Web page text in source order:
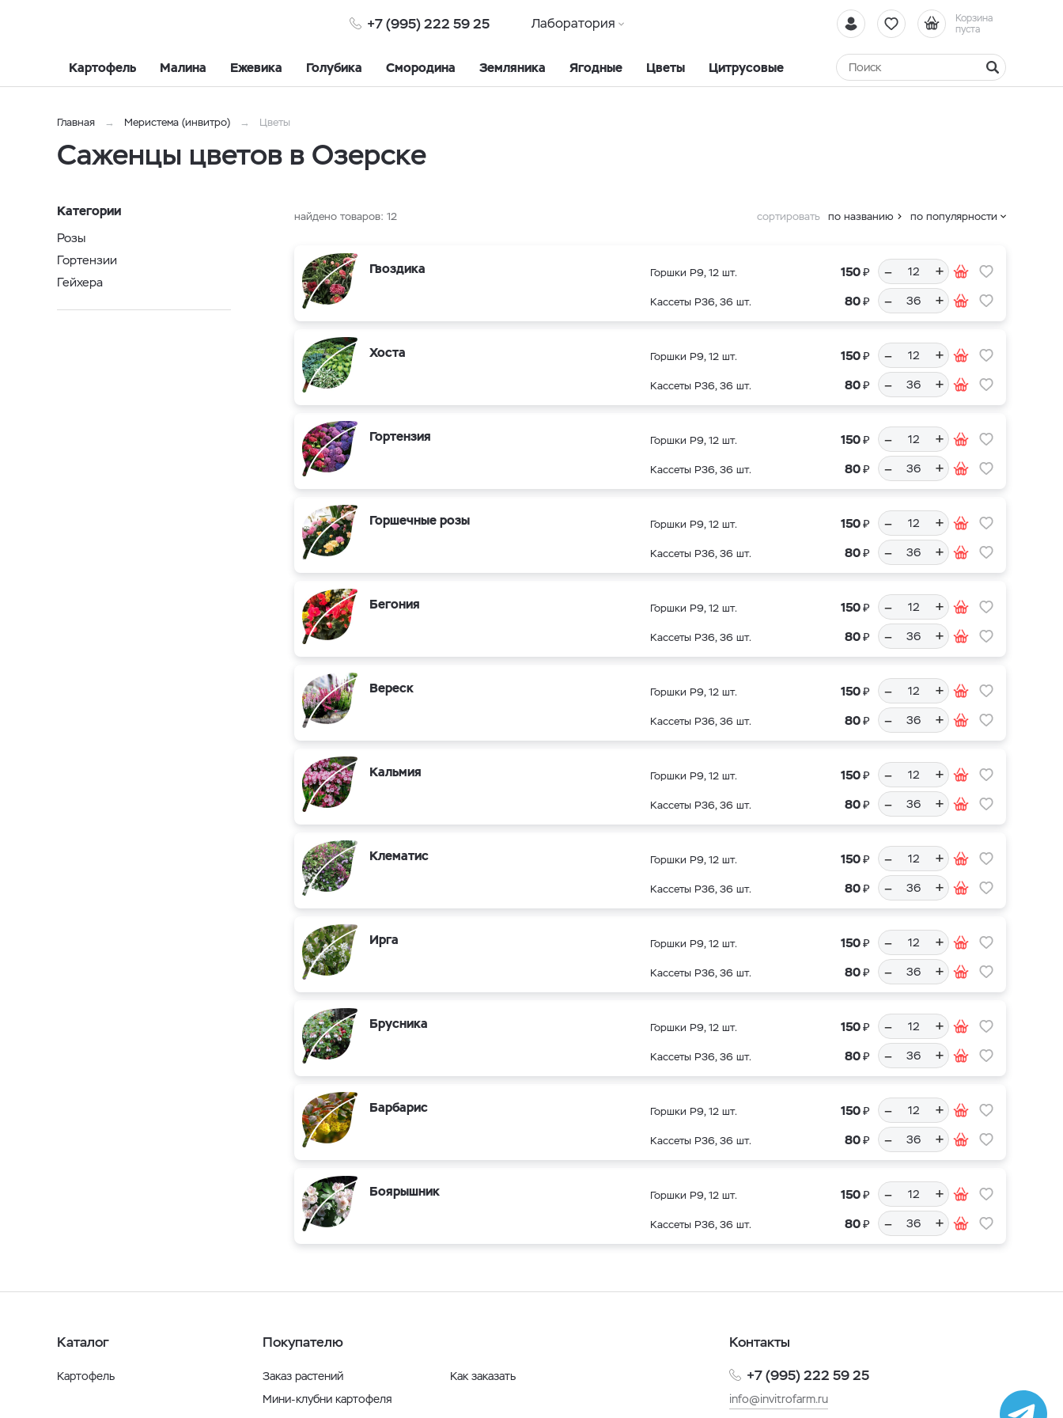
+7 (995) 222 59 25
Корзина
пуста
Лаборатория
Картофель Малина Ежевика Голубика Смородина Земляника Ягодные Цветы Цитрусовые
Главная Меристема (инвитро) Цветы
Саженцы цветов в Озерске
Категории
Розы
Гортензии
Гейхера
найдено товаров: 12 сортировать по названию по популярности
Гвоздика Горшки Р9, 12 шт. 150₽ – +
Кассеты Р36, 36 шт. 80₽ – +
Хоста Горшки Р9, 12 шт. 150₽ – +
Кассеты Р36, 36 шт. 80₽ – +
Гортензия Горшки Р9, 12 шт. 150₽ – +
Кассеты Р36, 36 шт. 80₽ – +
Горшечные розы Горшки Р9, 12 шт. 150₽ – +
Кассеты Р36, 36 шт. 80₽ – +
Бегония Горшки Р9, 12 шт. 150₽ – +
Кассеты Р36, 36 шт. 80₽ – +
Вереск Горшки Р9, 12 шт. 150₽ – +
Кассеты Р36, 36 шт. 80₽ – +
Кальмия Горшки Р9, 12 шт. 150₽ – +
Кассеты Р36, 36 шт. 80₽ – +
Клематис Горшки Р9, 12 шт. 150₽ – +
Кассеты Р36, 36 шт. 80₽ – +
Ирга Горшки Р9, 12 шт. 150₽ – +
Кассеты Р36, 36 шт. 80₽ – +
Брусника Горшки Р9, 12 шт. 150₽ – +
Кассеты Р36, 36 шт. 80₽ – +
Барбарис Горшки Р9, 12 шт. 150₽ – +
Кассеты Р36, 36 шт. 80₽ – +
Боярышник Горшки Р9, 12 шт. 150₽ – +
Кассеты Р36, 36 шт. 80₽ – +
Каталог
Картофель
Покупателю
Заказ растений
Мини-клубни картофеля
Как заказать
Контакты
+7 (995) 222 59 25
info@invitrofarm.ru